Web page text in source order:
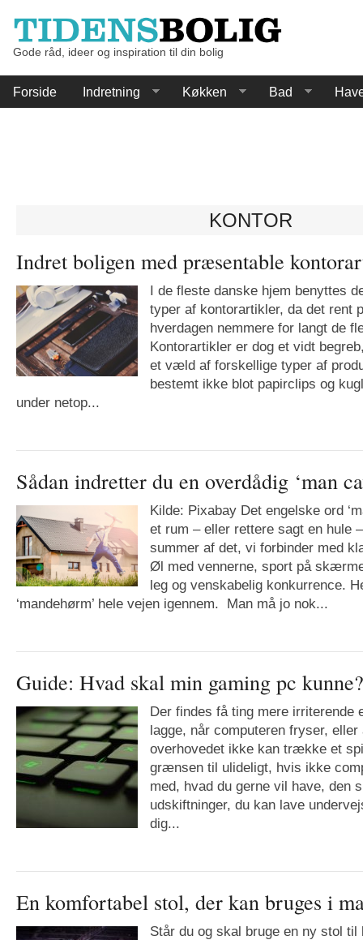
Gode råd, ideer og inspiration til din bolig
Forside Indretning Køkken Bad
KONTOR
Indret boligen med præsentable
I de fleste danske hjem benyttes
typer af kontorartikler, da det rent
hverdagen nemmere for langt de
Kontorartikler er dog et vidt
et væld af forskellige typer af
bestemt ikke blot papirclips og
under netop...
Sådan indretter du en overdådig ‘man
Kilde: Pixabay Det engelske ord
et rum – eller rettere sagt en hule
summer af det, vi forbinder med
Øl med vennerne, sport på
leg og venskabelig konkurrence.
‘mandehørm’ hele vejen igennem. Man må jo nok...
Guide: Hvad skal min gaming pc kunne?
Der findes få ting mere irriterende
lagge, når computeren fryser, eller
overhovedet ikke kan trække et
grænsen til ulideligt, hvis ikke
med, hvad du gerne vil have, den
udskiftninger, du kan lave
dig...
En komfortabel stol, der kan bruges i
Står du og skal bruge en ny stol til